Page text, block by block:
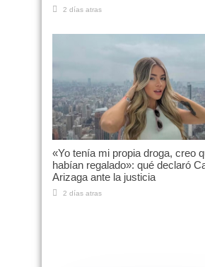
2 días atras
«Yo tenía mi propia droga, creo
habían regalado»: qué declaró
Arizaga ante la justicia
2 días atras